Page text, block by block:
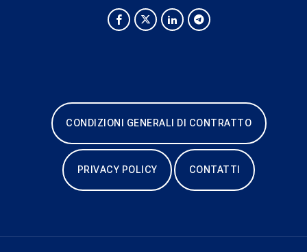
CONDIZIONI GENERALI DI CONTRATTO
PRIVACY POLICY CONTATTI